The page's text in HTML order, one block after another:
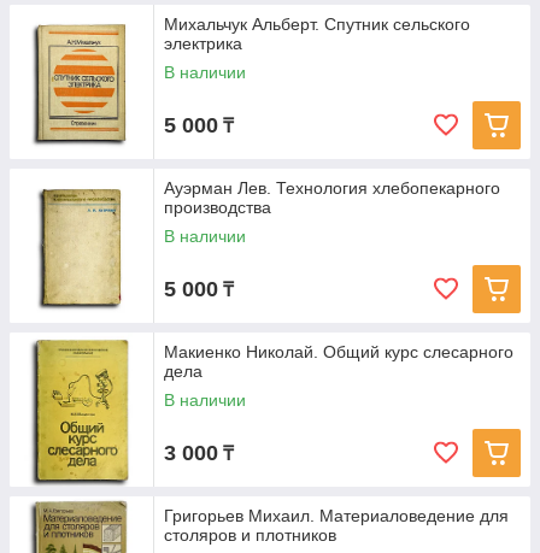
Михальчук Альберт. Спутник сельского
электрика
В наличии
5 000 ₸
Ауэрман Лев. Технология хлебопекарного
производства
В наличии
5 000 ₸
Макиенко Николай. Общий курс слесарного
дела
В наличии
3 000 ₸
Григорьев Михаил. Материаловедение для
столяров и плотников